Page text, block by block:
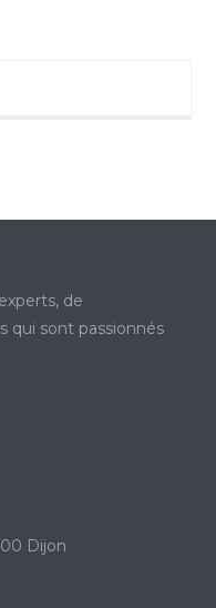
de
qui sont passionnés
Dijon